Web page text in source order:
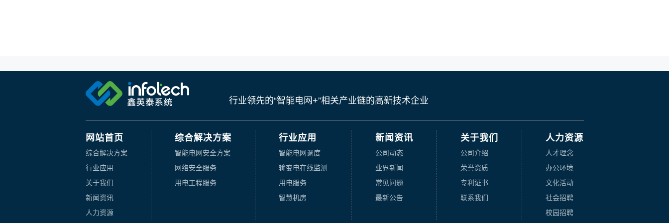
行业领先的“智能电网+”相关产业链的高新技术企业
网站首页
综合解决方案
行业应用
关于我们
新闻资讯
人力资源
综合解决方案
智能电网安全方案
网络安全服务
用电工程服务
行业应用
智能电网调度
输变电在线监测
用电服务
智慧机房
新闻资讯
公司动态
业界新闻
常见问题
最新公告
关于我们
公司介绍
荣誉资质
专利证书
联系我们
人力资源
人才理念
办公环境
文化活动
社会招聘
校园招聘